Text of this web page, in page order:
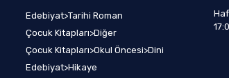
Edebiyat>Tarihi Roman
Çocuk Kitapları>Diğer
Çocuk Kitapları>Okul Öncesi>Dini
Edebiyat>Hikaye